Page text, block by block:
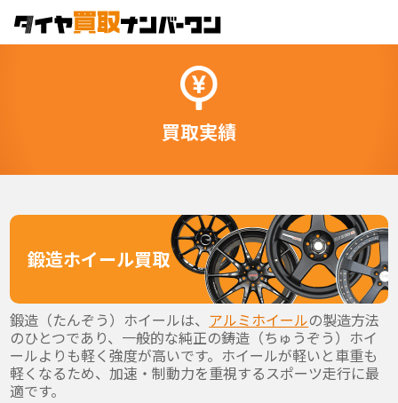
買取実績
鍛造ホイール買取
鍛造（たんぞう）ホイールは、 アルミホイールの製造方法
のひとつであり、一般的な純正の鋳造（ちゅうぞう）ホイ
ールよりも軽く強度が高いです。ホイールが軽いと車重も
軽くなるため、加速・制動力を重視するスポーツ走行に最
適です。